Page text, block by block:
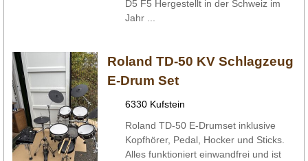
D5 F5 Hergestellt in der Schweiz im
Jahr ...
Roland TD-50 KV Schlagzeug
E-Drum Set
6330 Kufstein
Roland TD-50 E-Drumset inklusive
Kopfhörer, Pedal, Hocker und Sticks.
Alles funktioniert einwandfrei und ist